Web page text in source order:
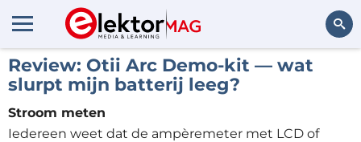
Zoeken
Review: Otii Arc Demo-kit — wat
slurpt mijn batterij leeg?
Stroom meten
Iedereen weet dat de ampèremeter met LCD of